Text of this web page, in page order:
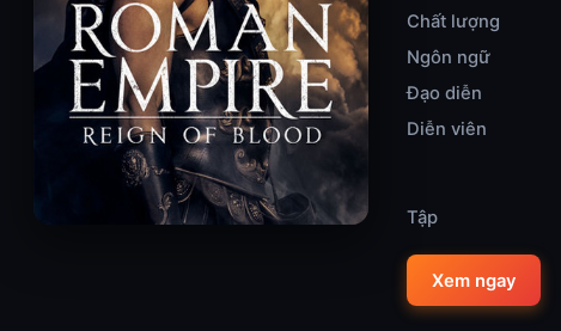
Chất lượng
Ngôn ngữ
Đạo diễn
Diễn viên
Tập
Xem ngay